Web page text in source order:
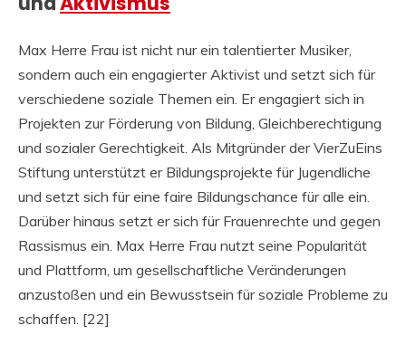
Max Herre Frau ist nicht nur ein talentierter Musiker,
sondern auch ein engagierter Aktivist und setzt sich für
verschiedene soziale Themen ein. Er engagiert sich in
Projekten zur Förderung von Bildung, Gleichberechtigung
und sozialer Gerechtigkeit. Als Mitgründer der VierZuEins
Stiftung unterstützt er Bildungsprojekte für Jugendliche
und setzt sich für eine faire Bildungschance für alle ein.
Darüber hinaus setzt er sich für Frauenrechte und gegen
Rassismus ein. Max Herre Frau nutzt seine Popularität
und Plattform, um gesellschaftliche Veränderungen
anzustoßen und ein Bewusstsein für soziale Probleme zu
schaffen. [22]